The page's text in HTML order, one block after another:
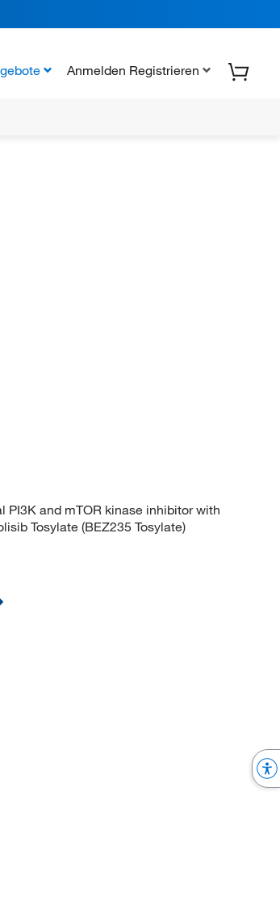
Anmelden Registrieren
PI3K and mTOR kinase inhibitor with
Tosylate (BEZ235 Tosylate)